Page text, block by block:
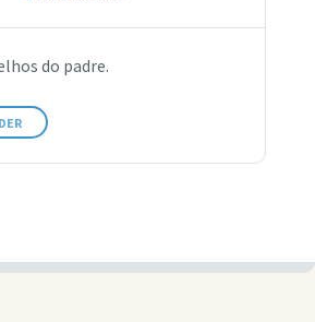
do padre.